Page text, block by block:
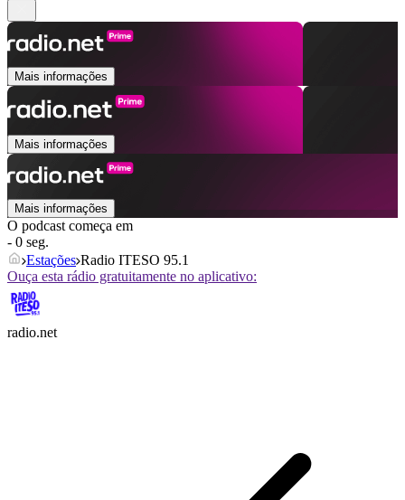
Mais informações
Mais informações
Mais informações
O podcast começa em
- 0 seg.
Estações Radio ITESO 95.1
Ouça esta rádio gratuitamente no aplicativo:
radio.net